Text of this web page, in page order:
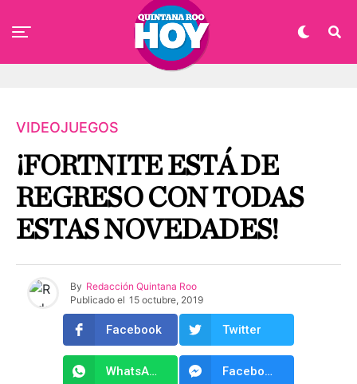
VIDEOJUEGOS
¡FORTNITE ESTÁ DE
REGRESO CON TODAS
ESTAS NOVEDADES!
By Redacción Quintana Roo
Publicado el 15 octubre, 2019
Facebook Twitter
WhatsApp Facebook Messenger